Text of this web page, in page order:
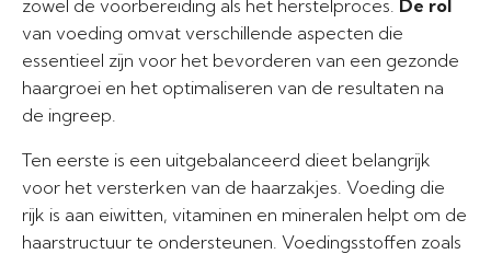
zowel de voorbereiding als het herstelproces. De rol
van voeding omvat verschillende aspecten die
essentieel zijn voor het bevorderen van een gezonde
haargroei en het optimaliseren van de resultaten na
de ingreep.
Ten eerste is een uitgebalanceerd dieet belangrijk
voor het versterken van de haarzakjes. Voeding die
rijk is aan eiwitten, vitaminen en mineralen helpt om de
haarstructuur te ondersteunen. Voedingsstoffen zoals